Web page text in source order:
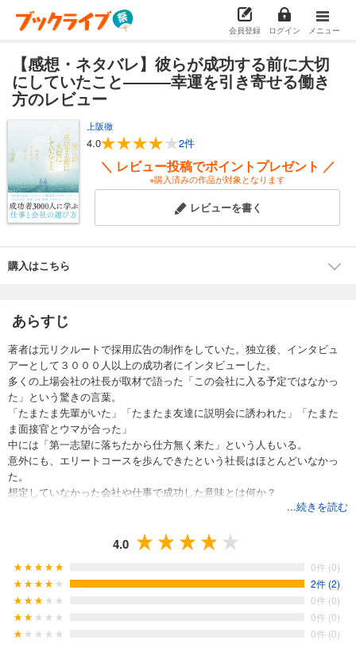
会員登録 ログイン メニュー
【感想・ネタバレ】彼らが成功する前に大切
にしていたこと―――幸運を引き寄せる働き
方のレビュー
上阪徹
4.0 2件
＼ レビュー投稿でポイントプレゼント ／
※購入済みの作品が対象となります
レビューを書く
購入はこちら
あらすじ
著者は元リクルートで採用広告の制作をしていた。独立後、インタビュ
アーとして３０００人以上の成功者にインタビューした。
多くの上場会社の社長が取材で語った「この会社に入る予定ではなかっ
た」という驚きの言葉。
「たまたま先輩がいた」「たまたま友達に説明会に誘われた」「たまた
ま面接官とウマが合った」
中には「第一志望に落ちたから仕方無く来た」という人もいる。
意外にも、エリートコースを歩んできたという社長はほとんどいなかっ
た。
想定していなかった会社や仕事で成功した意味とは何か？
なぜ彼らはキャリアに成功したのか、なぜうまくいったのか。
しかし「偶然」は、待っているだけではやってこない。
外を歩き回っているうちに突然出くわすことが多い。
どうすれば「天職」に出会えるのか。本当の仕事選び、会社選びとは何
なのか。
３０００人の成功者は何を語ったのか。働くことの本質を探る。
...続きを読む
4.0
0件 (0)
2件 (2)
0件 (0)
0件 (0)
0件 (0)